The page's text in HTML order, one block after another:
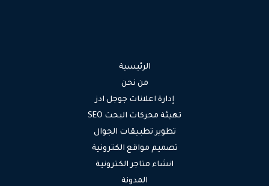
الرئيسية
من نحن
إدارة اعلانات جوجل ادز
تهيئة محركات البحث SEO
تطوير تطبيقات الجوال
تصميم مواقع الكترونية
انشاء متاجر الكترونية
المدونة